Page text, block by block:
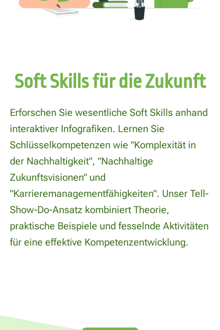
Soft Skills für die Zukunft
Erforschen Sie wesentliche Soft Skills anhand
interaktiver Infografiken. Lernen Sie
Schlüsselkompetenzen wie "Komplexität in
der Nachhaltigkeit", "Nachhaltige
Zukunftsvisionen" und
"Karrieremanagementfähigkeiten". Unser Tell-
Show-Do-Ansatz kombiniert Theorie,
praktische Beispiele und fesselnde Aktivitäten
für eine effektive Kompetenzentwicklung.